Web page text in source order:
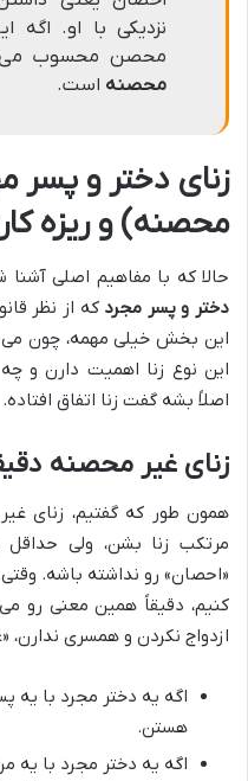
نزدیکی با او. اگه
محصن محسوب می
محصنه است.
زنای دختر و پسر
محصنه) و ریزه
حالا که با مفاهیم اصلی آشنا
دختر و پسر مجرد که از نظر
این بخش خیلی مهمه، چون می
این نوع زنا اهمیت دارن و
اصلاً بشه گفت زنا اتفاق افتاده.
زنای غیر محصنه
همون طور که گفتیم، زنای
مرتکب زنا بشن، ولی
«احصان» رو نداشته باشه.
کنیم، دقیقاً همین معنی رو
ازدواج نکردن و همسری
اگه یه دختر مجرد با یه
هستن.
اگه یه دختر مجرد با یه